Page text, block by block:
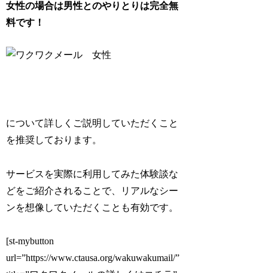
女性の場合は男性とのやりとりは完全無
料です！
について詳しくご説明していただくこと
を推奨しております。
サービスを実際に利用してみた体験談な
どをご紹介されることで、リアルなシー
ンを想像していただくことも有効です。
[st-mybutton
url=”https://www.ctausa.org/wakuwakumail/”